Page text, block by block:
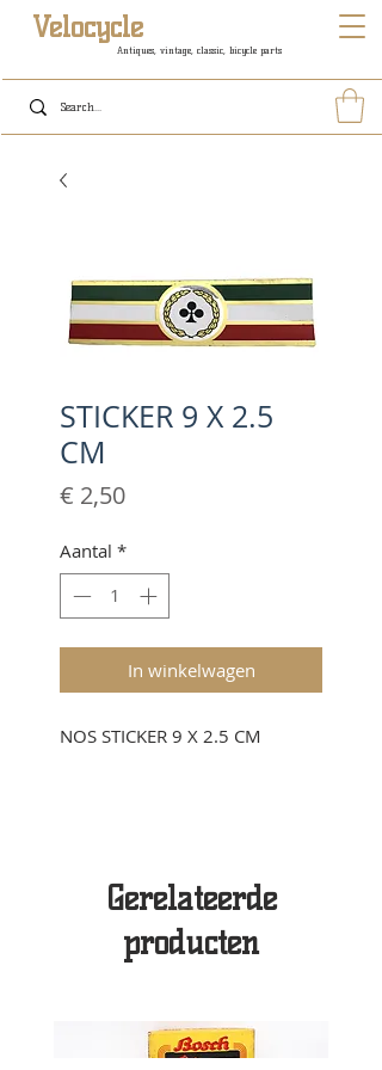
Antiques, vintage, classic, bicycle parts
Velocycle
STICKER 9 X 2.5
CM
€ 2,50Prijs
Aantal *
In winkelwagen
NOS STICKER 9 X 2.5 CM
Gerelateerde
producten